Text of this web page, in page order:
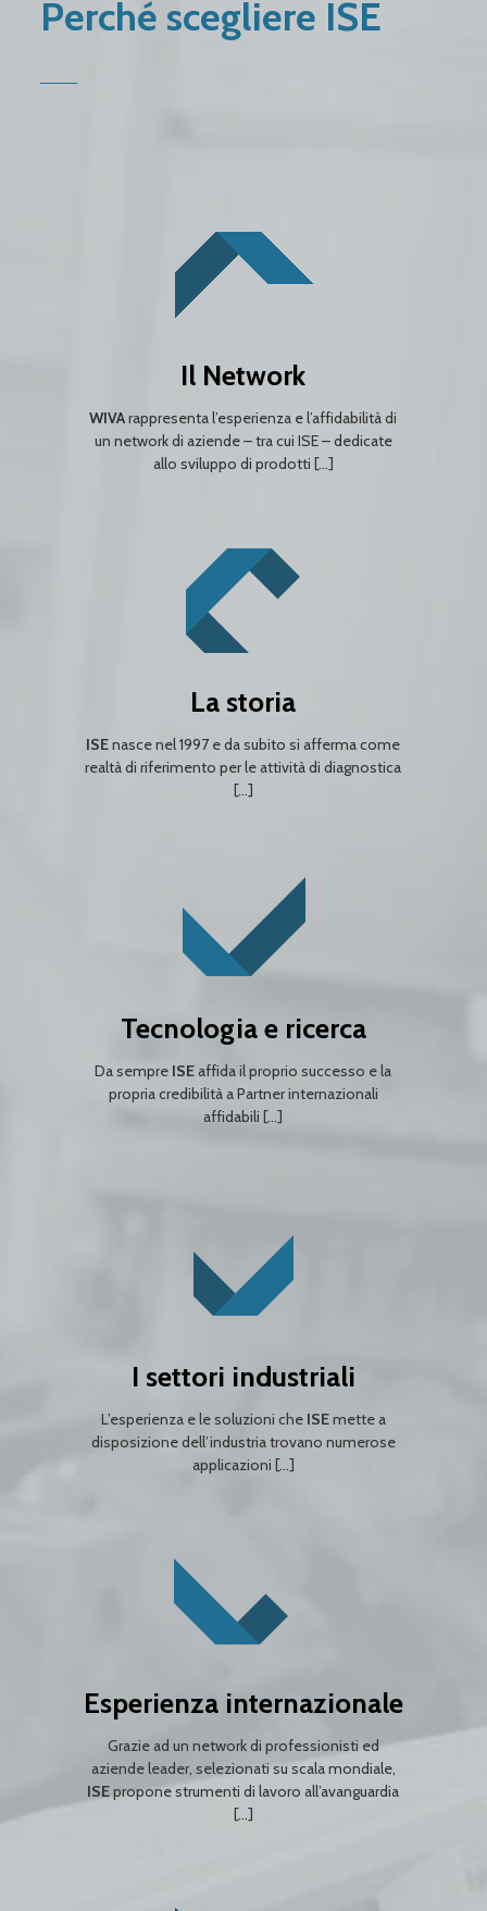
Perché scegliere ISE
Il Network
WIVArappresenta l’esperienza e l’affidabilità di
un network di aziende – tra cui ISE – dedicate
allo sviluppo di prodotti […]
La storia
ISEnasce nel 1997 e da subito si afferma come
realtà di riferimento per le attività di diagnostica
[…]
Tecnologia e ricerca
Da sempre ISEaffida il proprio successo e la
propria credibilità a Partner internazionali
affidabili […]
I settori industriali
L’esperienza e le soluzioni che ISEmette a
disposizione dell’industria trovano numerose
applicazioni […]
Esperienza internazionale
Grazie ad un network di professionisti ed
aziende leader, selezionati su scala mondiale,
ISEpropone strumenti di lavoro all’avanguardia
[…]